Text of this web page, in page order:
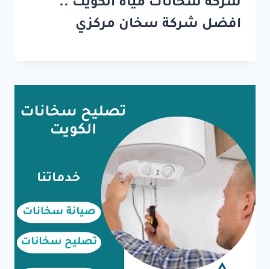
شركة سخانات مياه الكويت ..
افضل شركة سخان مركزي